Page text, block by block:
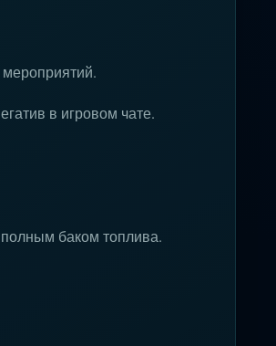
в игровом чате.
баком топлива.